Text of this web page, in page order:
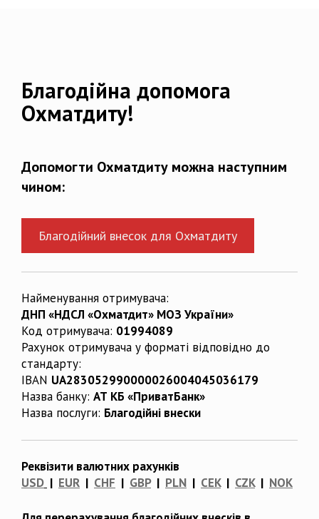
Благодійна допомога
Охматдиту!
Допомогти Охматдиту можна наступним
чином:
Благодійний внесок для Охматдиту
Найменування отримувача:
ДНП «НДСЛ «Охматдит» МОЗ України»
Код отримувача: 01994089
Рахунок отримувача у форматі відповідно до
стандарту:
IBAN UA283052990000026004045036179
Назва банку: АТ КБ «ПриватБанк»
Назва послуги: Благодійні внески
Реквізити валютних рахунків
USD | EUR | CHF | GBP| PLN | CEK| CZK| NOK